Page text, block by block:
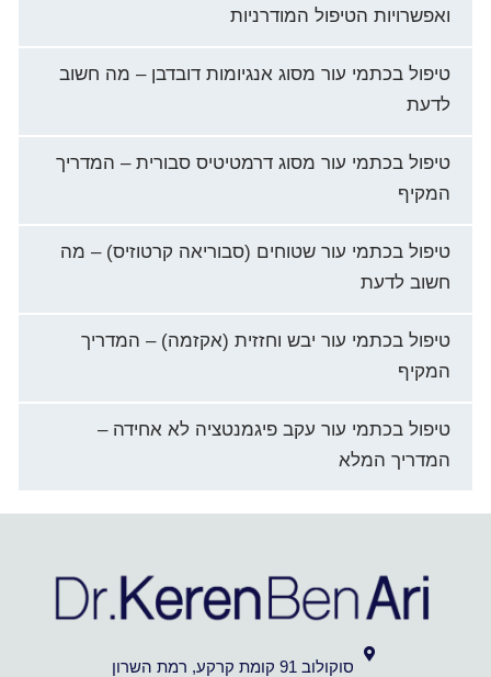
ואפשרויות הטיפול המודרניות
טיפול בכתמי עור מסוג אנגיומות דובדבן – מה חשוב
לדעת
טיפול בכתמי עור מסוג דרמטיטיס סבורית – המדריך
המקיף
טיפול בכתמי עור שטוחים (סבוריאה קרטוזיס) – מה
חשוב לדעת
טיפול בכתמי עור יבש וחזזית (אקזמה) – המדריך
המקיף
טיפול בכתמי עור עקב פיגמנטציה לא אחידה –
המדריך המלא
סוקולוב 91 קומת קרקע, רמת השרון